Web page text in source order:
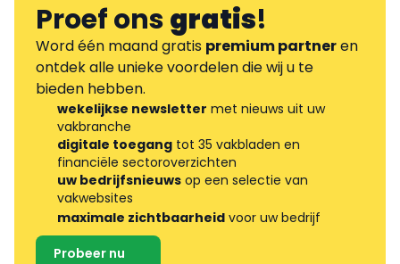
Proef onsgratis!
Word één maand gratis premium partneren
ontdek alle unieke voordelen die wij u te
bieden hebben.
wekelijkse newsletter met nieuws uit uw
vakbranche
digitale toegang tot 35 vakbladen en
financiële sectoroverzichten
uw bedrijfsnieuws op een selectie van
vakwebsites
maximale zichtbaarheid voor uw bedrijf
Probeer nu